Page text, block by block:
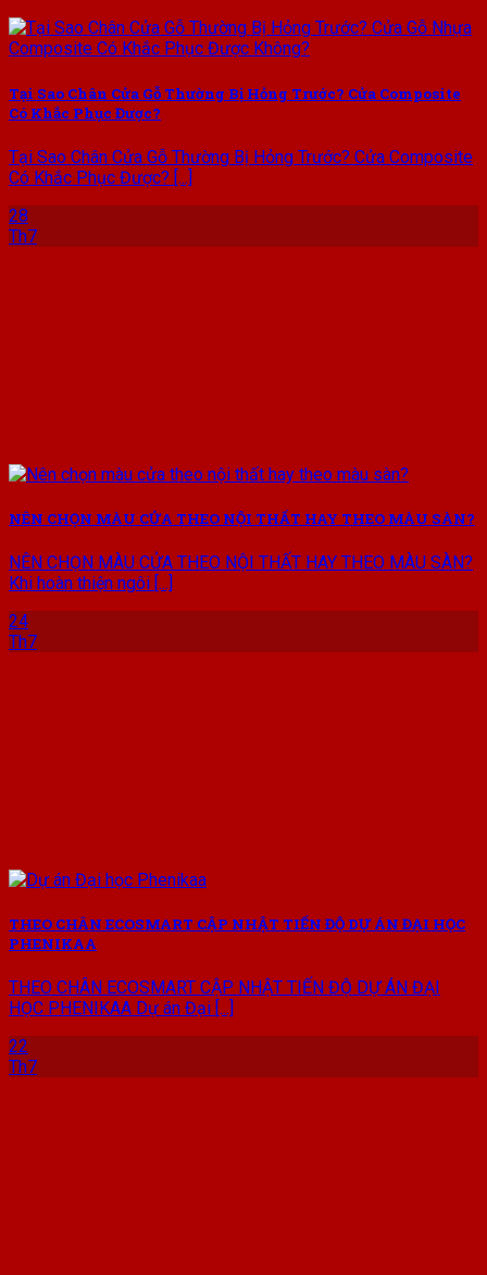
Tại Sao Chân Cửa Gỗ Thường Bị Hỏng Trước? Cửa Composite
Có Khắc Phục Được?
Tại Sao Chân Cửa Gỗ Thường Bị Hỏng Trước? Cửa Composite
Có Khắc Phục Được? [...]
28
Th7
NÊN CHỌN MÀU CỬA THEO NỘI THẤT HAY THEO MÀU SÀN?
NÊN CHỌN MÀU CỬA THEO NỘI THẤT HAY THEO MÀU SÀN?
Khi hoàn thiện ngôi [...]
24
Th7
THEO CHÂN ECOSMART CẬP NHẬT TIẾN ĐỘ DỰ ÁN ĐẠI HỌC
PHENIKAA
THEO CHÂN ECOSMART CẬP NHẬT TIẾN ĐỘ DỰ ÁN ĐẠI
HỌC PHENIKAA Dự án Đại [...]
22
Th7